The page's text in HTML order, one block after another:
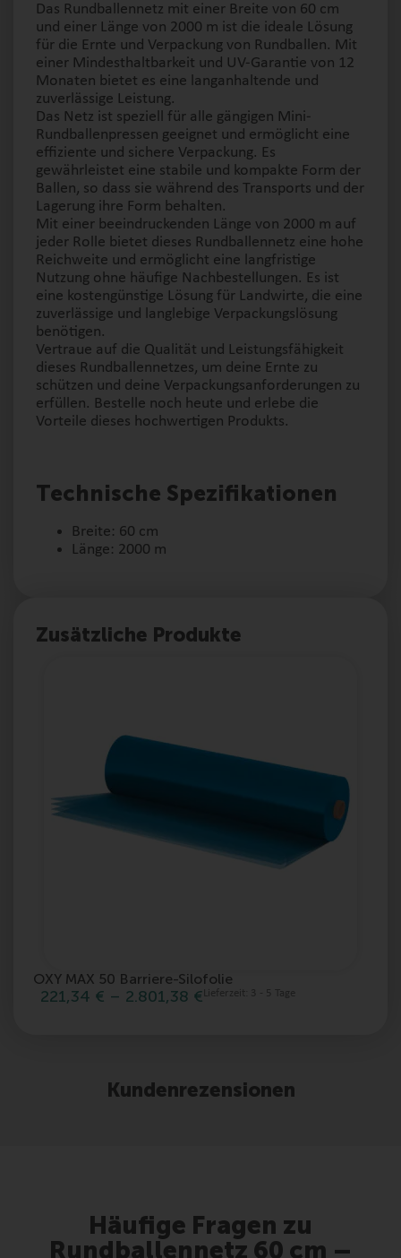
Das Rundballennetz mit einer Breite von 60 cm
und einer Länge von 2000 m ist die ideale Lösung
für die Ernte und Verpackung von Rundballen. Mit
einer Mindesthaltbarkeit und UV-Garantie von 12
Monaten bietet es eine langanhaltende und
zuverlässige Leistung.
Das Netz ist speziell für alle gängigen Mini-
Rundballenpressen geeignet und ermöglicht eine
effiziente und sichere Verpackung. Es
gewährleistet eine stabile und kompakte Form der
Ballen, so dass sie während des Transports und der
Lagerung ihre Form behalten.
Mit einer beeindruckenden Länge von 2000 m auf
jeder Rolle bietet dieses Rundballennetz eine hohe
Reichweite und ermöglicht eine langfristige
Nutzung ohne häufige Nachbestellungen. Es ist
eine kostengünstige Lösung für Landwirte, die eine
zuverlässige und langlebige Verpackungslösung
benötigen.
Vertraue auf die Qualität und Leistungsfähigkeit
dieses Rundballennetzes, um deine Ernte zu
schützen und deine Verpackungsanforderungen zu
erfüllen. Bestelle noch heute und erlebe die
Vorteile dieses hochwertigen Produkts.
Technische Spezifikationen
Breite: 60 cm
Länge: 2000 m
Zusätzliche Produkte
OXY MAX 50 Barriere-Silofolie
221,34 € – 2.801,38 € Lieferzeit: 3 - 5 Tage
Kundenrezensionen
Häufige Fragen zu
Rundballennetz 60 cm –